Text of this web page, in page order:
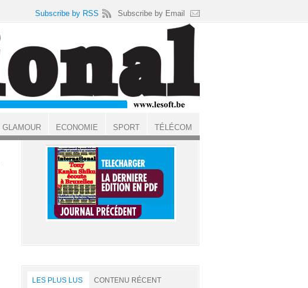
LES PLUS LUS CONTENU RÉCENT
Subscribe by RSS Subscribe by Email
GLAMOUR ECONOMIE SPORT TÉLÉCOM